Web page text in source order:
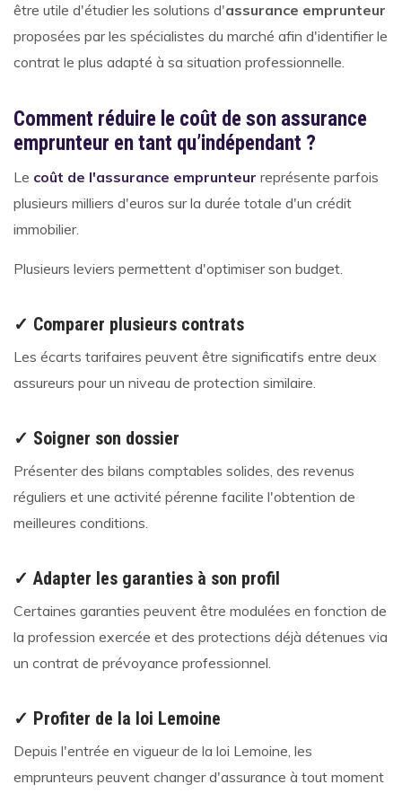
être utile d'étudier les solutions d'assurance emprunteur
proposées par les spécialistes du marché afin d'identifier le
contrat le plus adapté à sa situation professionnelle.
Comment réduire le coût de son assurance
emprunteur en tant qu’indépendant ?
Le coût de l'assurance emprunteur représente parfois
plusieurs milliers d'euros sur la durée totale d'un crédit
immobilier.
Plusieurs leviers permettent d'optimiser son budget.
✓ Comparer plusieurs contrats
Les écarts tarifaires peuvent être significatifs entre deux
assureurs pour un niveau de protection similaire.
✓ Soigner son dossier
Présenter des bilans comptables solides, des revenus
réguliers et une activité pérenne facilite l'obtention de
meilleures conditions.
✓ Adapter les garanties à son profil
Certaines garanties peuvent être modulées en fonction de
la profession exercée et des protections déjà détenues via
un contrat de prévoyance professionnel.
✓ Profiter de la loi Lemoine
Depuis l'entrée en vigueur de la loi Lemoine, les
emprunteurs peuvent changer d'assurance à tout moment